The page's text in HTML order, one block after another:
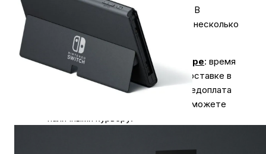
Экономьте время на получении заказа. В
интернет-магазине My Store доступно несколько
вариантов доставки:
Доставка курьером по г. Самаре: время
доставки с 10:00 до 20:00. При доставке в
отдаленные районы возможна предоплата
за доставку. Оплатить заказ вы сможете